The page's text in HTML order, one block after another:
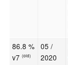
86.8 %
v7(old)
05 /
2020